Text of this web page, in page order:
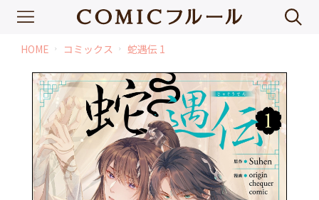
HOME chevron_right コミックス chevron_right 蛇遇伝 1